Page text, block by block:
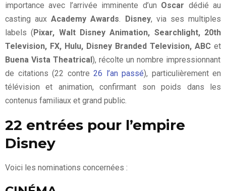
importance avec l’arrivée imminente d’un Oscar dédié au
casting aux Academy Awards. Disney, via ses multiples
labels ( Pixar, Walt Disney Animation, Searchlight, 20th
Television, FX, Hulu, Disney Branded Television, ABC et
Buena Vista Theatrical ), récolte un nombre impressionnant
de citations (22 contre 26 l’an passé), particulièrement en
télévision et animation, confirmant son poids dans les
contenus familiaux et grand public.
22 entrées pour l’empire
Disney
Voici les nominations concernées :